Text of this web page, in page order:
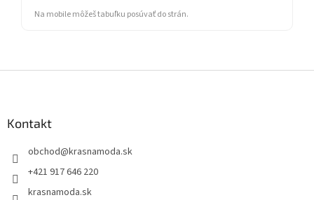
Na mobile môžeš tabuľku posúvať do strán.
Kontakt
obchod@krasnamoda.sk
+421 917 646 220
krasnamoda.sk